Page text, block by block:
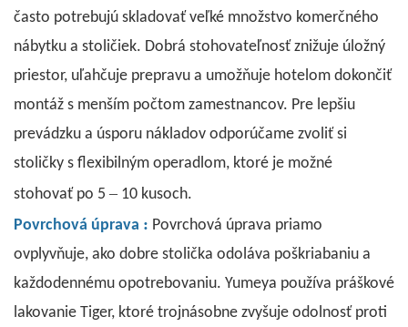
často potrebujú skladovať veľké množstvo komerčného
nábytku a stoličiek. Dobrá stohovateľnosť znižuje úložný
priestor, uľahčuje prepravu a umožňuje hotelom dokončiť
montáž s menším počtom zamestnancov. Pre lepšiu
prevádzku a úsporu nákladov odporúčame zvoliť si
stoličky s flexibilným operadlom, ktoré je možné
stohovať po 5 – 10 kusoch.
Povrchová úprava : Povrchová úprava priamo
ovplyvňuje, ako dobre stolička odoláva poškriabaniu a
každodennému opotrebovaniu. Yumeya používa práškové
lakovanie Tiger, ktoré trojnásobne zvyšuje odolnosť proti